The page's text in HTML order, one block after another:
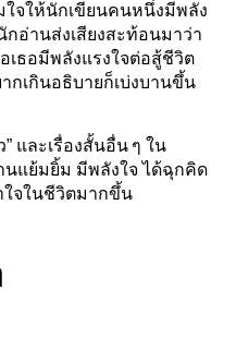
จให้นักเขียนคนหนึ่งมีพลัง
อ่านส่งเสียงสะท้อนมาว่า
เธอมีพลังแรงใจต่อสู้ชีวิต
กเกินอธิบายก็เบ่งบานขึ้น
และเรื่องสั้นอื่น ๆ ใน
แย้มยิ้ม มีพลังใจ ได้ฉุกคิด
ใจในชีวิตมากขึ้น